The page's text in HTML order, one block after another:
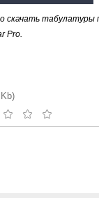
"KODAK BLACK"
табулатуры
Pro.